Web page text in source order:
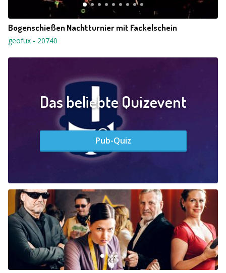
Bogenschießen Nachtturnier mit Fackelschein
geofux - 20740
Das beliebte Quizevent
Pub-Quiz